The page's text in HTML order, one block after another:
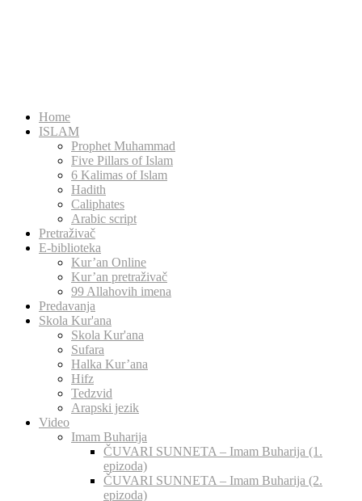
Home
ISLAM
Prophet Muhammad
Five Pillars of Islam
6 Kalimas of Islam
Hadith
Caliphates
Arabic script
Pretraživač
E-biblioteka
Kur’an Online
Kur’an pretraživač
99 Allahovih imena
Predavanja
Skola Kur'ana
Skola Kur'ana
Sufara
Halka Kur’ana
Hifz
Tedzvid
Arapski jezik
Video
Imam Buharija
ČUVARI SUNNETA – Imam Buharija (1.
epizoda)
ČUVARI SUNNETA – Imam Buharija (2.
epizoda)